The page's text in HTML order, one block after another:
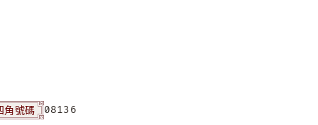
角號碼 08136